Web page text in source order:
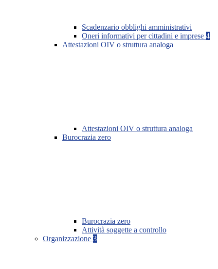
Scadenzario obblighi amministrativi
Oneri informativi per cittadini e imprese 4
Attestazioni OIV o struttura analoga
Attestazioni OIV o struttura analoga
Burocrazia zero
Burocrazia zero
Attività soggette a controllo
Organizzazione 3